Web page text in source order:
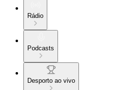
Rádio
Podcasts
Desporto ao vivo